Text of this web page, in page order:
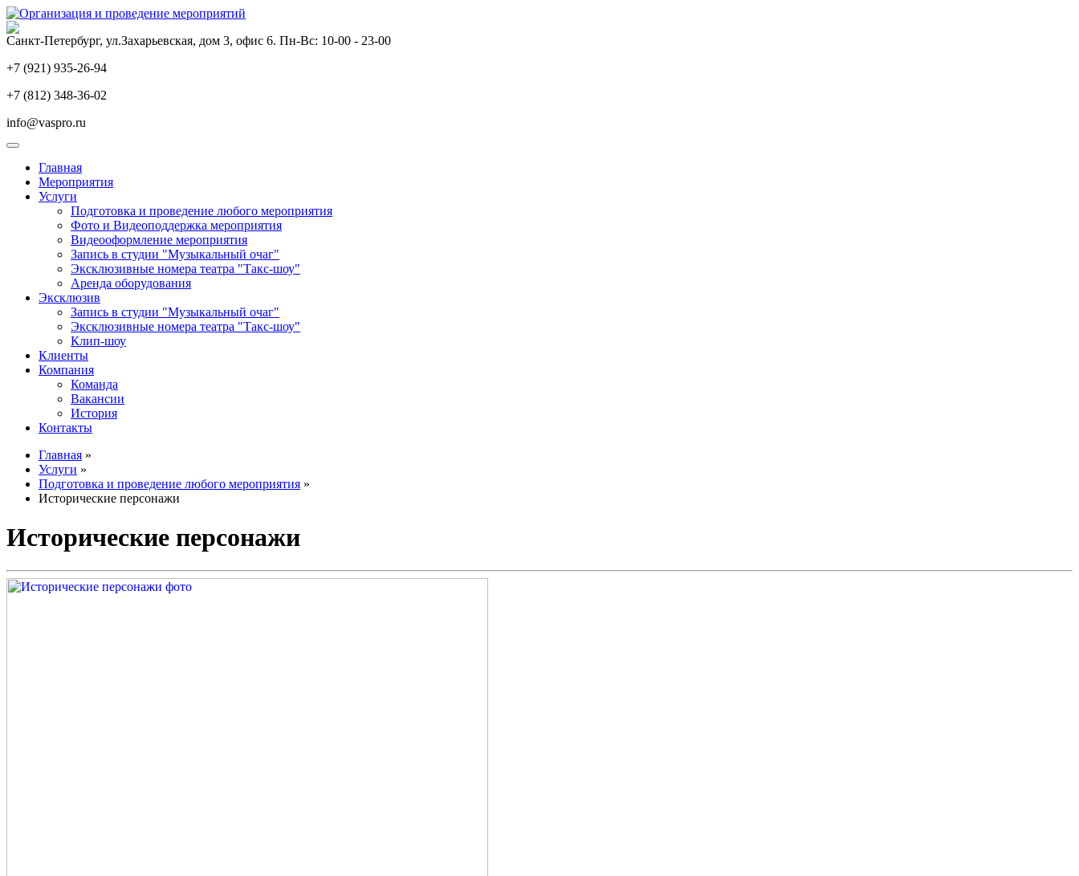
Санкт-Петербург, ул.Захарьевская, дом 3, офис 6. Пн-Вс: 10-00 - 23-00
+7 (921) 935-26-94
+7 (812) 348-36-02
info@vaspro.ru
Главная
Мероприятия
Услуги
Подготовка и проведение любого мероприятия
Фото и Видеоподдержка мероприятия
Видеооформление мероприятия
Запись в студии "Музыкальный очаг"
Эксклюзивные номера театра "Такс-шоу"
Аренда оборудования
Эксклюзив
Запись в студии "Музыкальный очаг"
Эксклюзивные номера театра "Такс-шоу"
Клип-шоу
Клиенты
Компания
Команда
Вакансии
История
Контакты
Главная »
Услуги »
Подготовка и проведение любого мероприятия »
Исторические персонажи
Исторические персонажи